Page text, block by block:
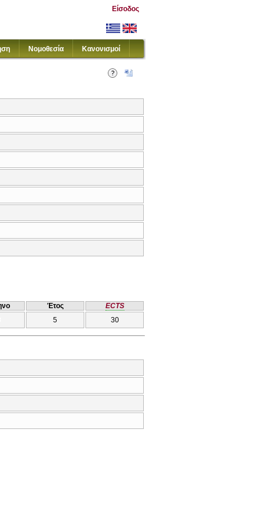
Είσοδος
Νομοθεσία Κανονισμοί
Έτος
ECTS
5 30